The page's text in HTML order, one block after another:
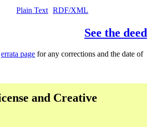
Plain Text RDF/XML
See the deed
errata page for any corrections and the date of
and Creative